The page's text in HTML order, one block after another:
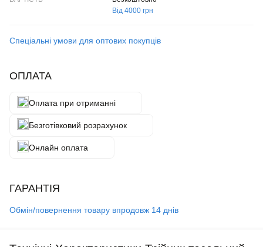
Від 4000 грн
Спеціальні умови для оптових покупців
ОПЛАТА
Оплата при отриманні
Безготівковий розрахунок
Онлайн оплата
ГАРАНТІЯ
Обмін/повернення товару впродовж 14 днів